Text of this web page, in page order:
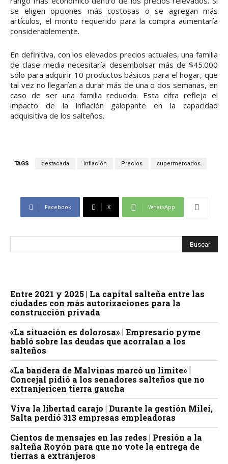
se eligen opciones más costosas o se agregan más
artículos, el monto requerido para la compra aumentaría
considerablemente.
En definitiva, con los elevados precios actuales, una familia
de clase media necesitaría desembolsar más de $45.000
sólo para adquirir 10 productos básicos para el hogar, que
tal vez no llegarían a durar más de una o dos semanas, en
caso de ser una familia reducida. Esta cifra refleja el
impacto de la inflación galopante en la capacidad
adquisitiva de los salteños.
TAGS destacada inflación Precios supermercados
Facebook X WhatsApp
Entre 2021 y 2025 | La capital salteña entre las
ciudades con más autorizaciones para la
construcción privada
«La situación es dolorosa» | Empresario pyme
habló sobre las deudas que acorralan a los
salteños
«La bandera de Malvinas marcó un límite» |
Concejal pidió a los senadores salteños que no
extranjericen tierra gaucha
Viva la libertad carajo | Durante la gestión Milei,
Salta perdió 313 empresas empleadoras
Cientos de mensajes en las redes | Presión a la
salteña Royón para que no vote la entrega de
tierras a extranjeros